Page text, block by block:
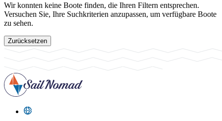
Wir konnten keine Boote finden, die Ihren Filtern entsprechen.
Versuchen Sie, Ihre Suchkriterien anzupassen, um verfügbare Boote
zu sehen.
Zurücksetzen